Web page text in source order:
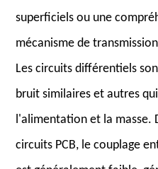
superficiels ou une
mécanisme de
Les circuits différentiels
bruit similaires et autres
l'alimentation et la masse.
circuits PCB, le couplage